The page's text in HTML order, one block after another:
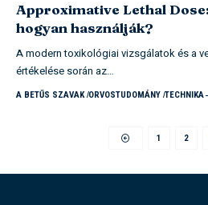
Approximative Lethal
hogyan használják?
A modern toxikológiai vizsgálatok és a
értékelése során az…
A BETŰS SZAVAK ORVOSTUDOMÁNY TECHNIKA
1 2